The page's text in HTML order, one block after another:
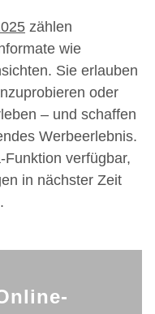
zählen
wie
Sie erlauben
oder
– und schaffen
Werbeerlebnis.
verfügbar,
in nächster Zeit